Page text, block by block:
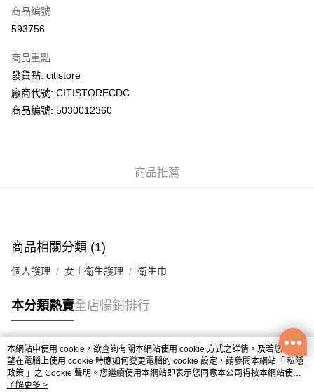
AlipayHK
WeChat Pay
送貨方式
每筆HK$50.00，滿HK$200.00或以上免運費
UNY 門市自取
商品編號
593756
商品重點
發貨點: citistore
廠商代號: CITISTORECDC
商品編號: 5030012360
商品推薦
商品相關分類 (1)
個人護理 女士衛生護理 衛生巾
本分類熱賣全店暢銷排行
熱門標籤
熱銷排行
本網站中使用 cookie，欲查詢有關本網站使用 cookie 方式之詳情，及若您不希
望在電腦上使用 cookie 時應如何變更電腦的 cookie 設定，請參閱本網站「 私隱
政策 」之 Cookie 聲明。您繼續使用本網站即表示您同意本公司得按本網站使用
條款之 Cookie 聲明使用 cookie。
了解更多 >